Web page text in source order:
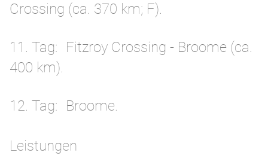
Crossing (ca. 370 km; F).
11. Tag
Fitzroy Crossing - Broome (ca.
400 km).
12. Tag Broome.
Leistungen